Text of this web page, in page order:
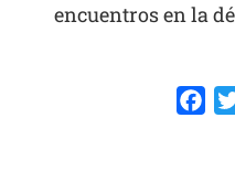
encuentros en la